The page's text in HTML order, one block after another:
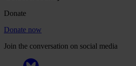
Donate
Donate now
Join the conversation on social media